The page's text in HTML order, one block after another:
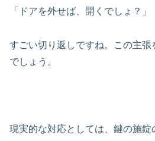
「ドアを外せば、開くでしょ？」
すごい切り返しですね。この主
でしょう。
現実的な対応としては、鍵の施